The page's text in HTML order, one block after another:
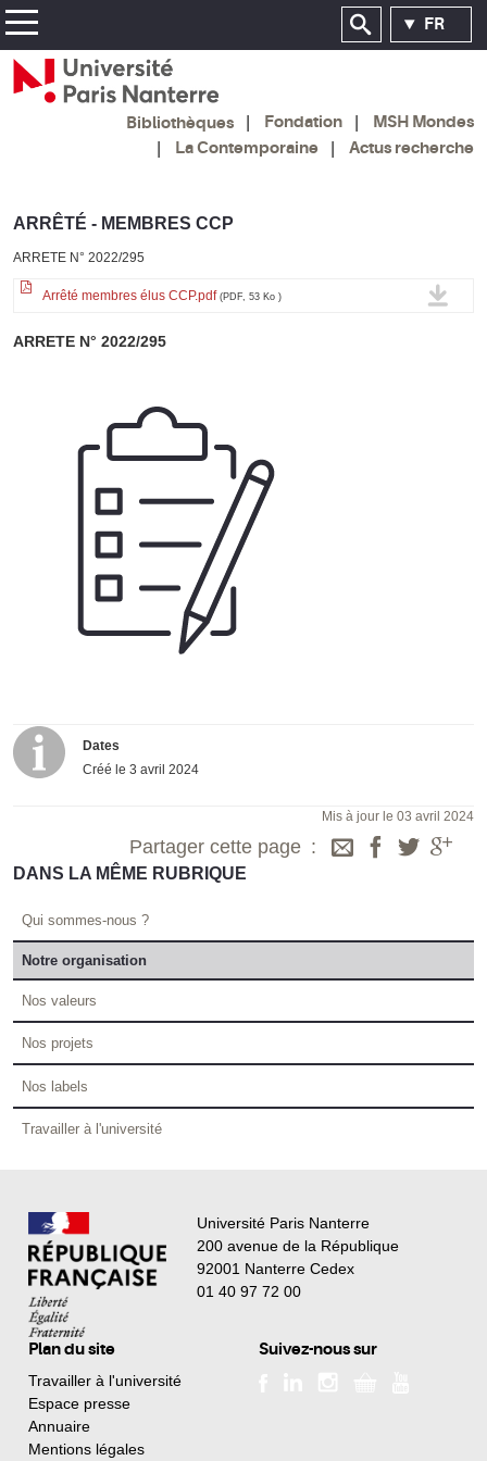
FR
Bibliothèques Fondation
MSH Mondes
La Contemporaine
Actus recherche
ARRÊTÉ - MEMBRES CCP
ARRETE N° 2022/295
Arrêté membres élus CCP.pdf (PDF, 53 Ko )
ARRETE N° 2022/295
Dates
Créé le 3 avril 2024
Mis à jour le 03 avril 2024
Partager cette page
DANS LA MÊME RUBRIQUE
Qui sommes-nous ?
Notre organisation
Nos valeurs
Nos projets
Nos labels
Travailler à l'université
Université Paris Nanterre
200 avenue de la République
92001 Nanterre Cedex
01 40 97 72 00
Plan du site
Travailler à l'université
Espace presse
Annuaire
Mentions légales
Suivez-nous sur